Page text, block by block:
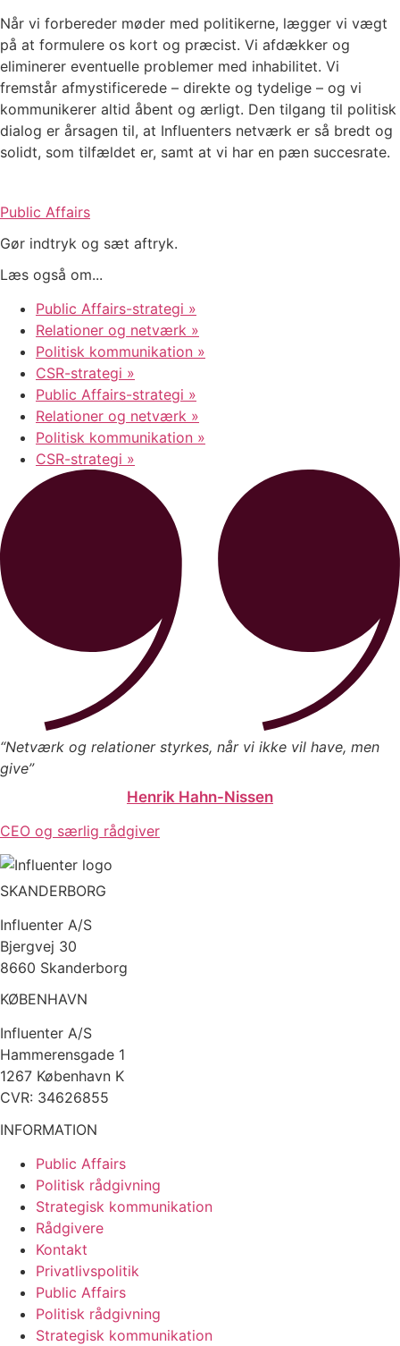
Når vi forbereder møder med politikerne, lægger vi vægt
på at formulere os kort og præcist. Vi afdækker og
eliminerer eventuelle problemer med inhabilitet. Vi
fremstår afmystificerede – direkte og tydelige – og vi
kommunikerer altid åbent og ærligt. Den tilgang til politisk
dialog er årsagen til, at Influenters netværk er så bredt og
solidt, som tilfældet er, samt at vi har en pæn succesrate.
Public Affairs
Gør indtryk og sæt aftryk.
Læs også om...
Public Affairs-strategi »
Relationer og netværk »
Politisk kommunikation »
CSR-strategi »
Public Affairs-strategi »
Relationer og netværk »
Politisk kommunikation »
CSR-strategi »
“Netværk og relationer styrkes, når vi ikke vil have, men
give”
Henrik Hahn-Nissen
CEO og særlig rådgiver
SKANDERBORG
Influenter A/S
Bjergvej 30
8660 Skanderborg
KØBENHAVN
Influenter A/S
Hammerensgade 1
1267 København K
CVR: 34626855
INFORMATION
Public Affairs
Politisk rådgivning
Strategisk kommunikation
Rådgivere
Kontakt
Privatlivspolitik
Public Affairs
Politisk rådgivning
Strategisk kommunikation